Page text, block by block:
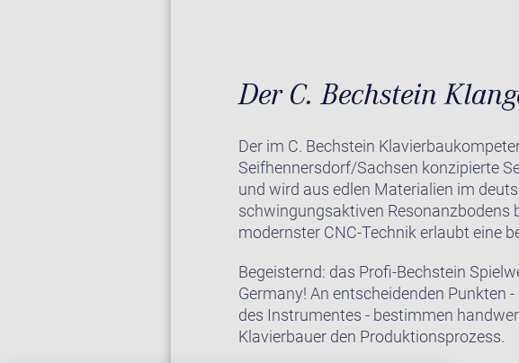
Der C. Bechstein
Der im C. Bechstein
Seifhennersdorf/Sachsen konzipierte
und wird aus edlen Materialien im
schwingungsaktiven Resonanzbodens
modernster CNC-Technik erlaubt eine
Begeisternd: das Profi-Bechstein
Germany! An entscheidenden Punkten
des Instrumentes - bestimmen
Klavierbauer den Produktionsprozess.